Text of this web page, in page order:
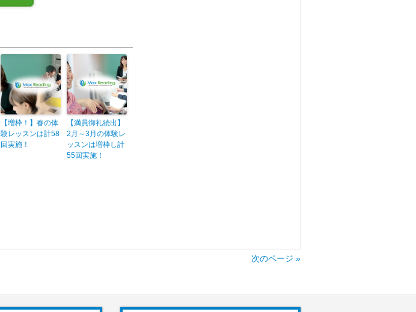
【増枠！】春の体
験レッスンは計58
回実施！
【満員御礼続出】
2月～3月の体験レ
ッスンは増枠し計
55回実施！
次のページ »